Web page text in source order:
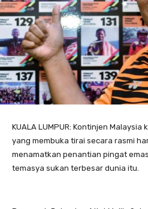
KUALA LUMPUR: Kontinjen Malaysia
yang membuka tirai secara rasmi
menamatkan penantian pingat
temasya sukan terbesar dunia itu.